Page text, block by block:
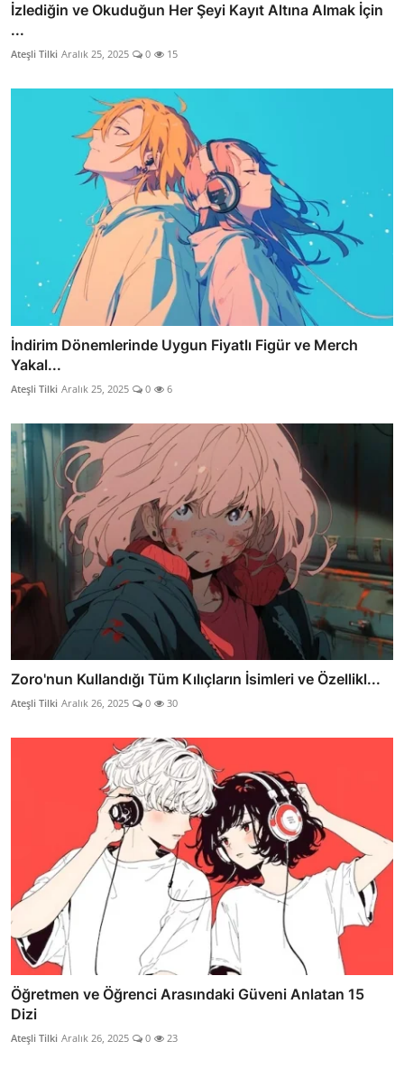
İzlediğin ve Okuduğun Her Şeyi Kayıt Altına Almak İçin
...
Ateşli Tilki Aralık 25, 2025 0 15
İndirim Dönemlerinde Uygun Fiyatlı Figür ve Merch
Yakal...
Ateşli Tilki Aralık 25, 2025 0 6
Zoro'nun Kullandığı Tüm Kılıçların İsimleri ve Özellikl...
Ateşli Tilki Aralık 26, 2025 0 30
Öğretmen ve Öğrenci Arasındaki Güveni Anlatan 15
Dizi
Ateşli Tilki Aralık 26, 2025 0 23